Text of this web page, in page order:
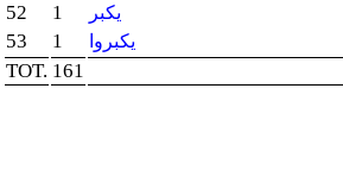
52 1 يكبر
53 1 يكبروا
TOT. 161